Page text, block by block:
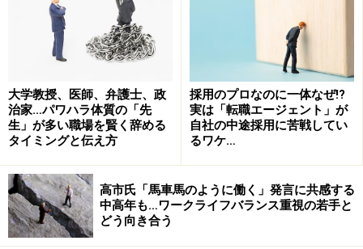
は多いのではないだろうか。
これまでの新卒は、安い初任給で時間をかけてゆっくり
と会社に育ててもらってきた。会社にも、時間とお金を
かける余裕があったとも言える。個人間の能力差やモチ
ベーションの差、会社への貢献度の違いがあっても、こ
れまでは若手人材の給料には正当に反映されることは少
なかった。もちろん、今でもそうした安全培養の環境を
好む若者がいないわけではない。
大手IT企業の富士通は、2026年度から新卒一括採用を中
大学教授、医師、弁護士、政
治家…パワハラ体質の「先
生」が多い職場を賢く辞める
タイミングと伝え方
採用のプロなのに一体なぜ!?
実は「転職エージェント」が
自社の中途採用に苦戦してい
るワケ…
高市氏「馬車馬のように働く」発言に共感する
中高年も…ワークライフバランス重視の若手と
どう向き合う